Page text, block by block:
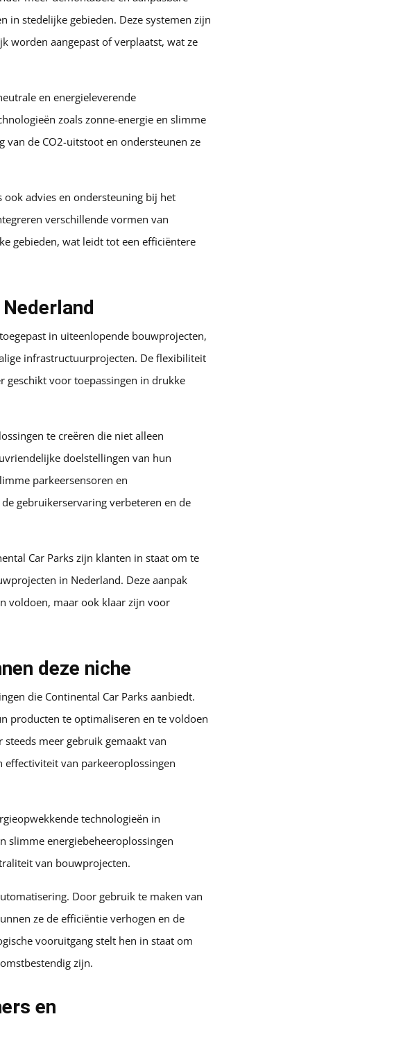
in stedelijke gebieden. Deze systemen zijn
worden aangepast of verplaatst, wat ze
en energieleverende
zoals zonne-energie en slimme
van de CO2-uitstoot en ondersteunen ze
ook advies en ondersteuning bij het
verschillende vormen van
gebieden, wat leidt tot een efficiëntere
in uiteenlopende bouwprojecten,
infrastructuurprojecten. De flexibiliteit
geschikt voor toepassingen in drukke
te creëren die niet alleen
doelstellingen van hun
parkeersensoren en
gebruikerservaring verbeteren en de
Car Parks zijn klanten in staat om te
in Nederland. Deze aanpak
voldoen, maar ook klaar zijn voor
deze niche
die Continental Car Parks aanbiedt.
producten te optimaliseren en te voldoen
meer gebruik gemaakt van
effectiviteit van parkeeroplossingen
technologieën in
slimme energiebeheeroplossingen
van bouwprojecten.
Door gebruik te maken van
ze de efficiëntie verhogen en de
vooruitgang stelt hen in staat om
zijn.
en